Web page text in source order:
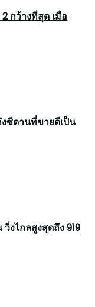
กว้างที่สุด เมื่อ
งซีดานที่ขายดีเป็น
งไกลสูงสุดถึง 919